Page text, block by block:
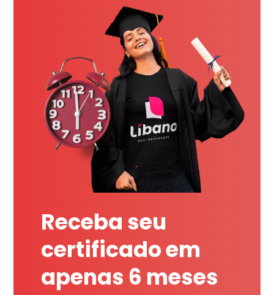
Receba seu
certificado em
apenas 6 meses